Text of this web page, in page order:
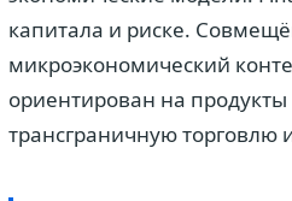
капитала и риске.
микроэкономический
ориентирован на
трансграничную торговлю